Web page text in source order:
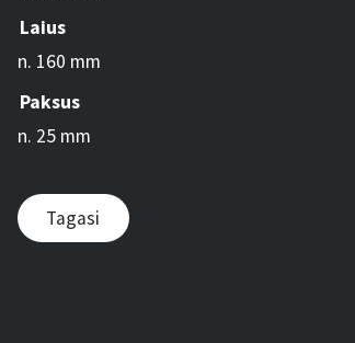
Laius
n. 160 mm
Paksus
n. 25 mm
Tagasi